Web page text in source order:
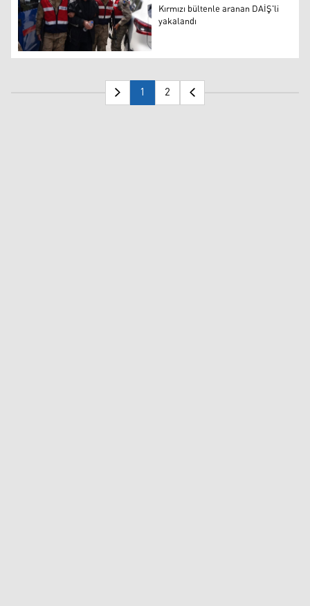
Kırmızı bültenle aranan DAİŞ'li yakalandı
Kırmızı bültenle aranan DAİŞ'li
yakalandı
1 2